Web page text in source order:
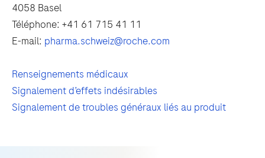
4058 Basel
Téléphone: +41 61 715 41 11
E-mail: pharma.schweiz@roche.com
Renseignements médicaux
Signalement d’effets indésirables
Signalement de troubles généraux liés au produit